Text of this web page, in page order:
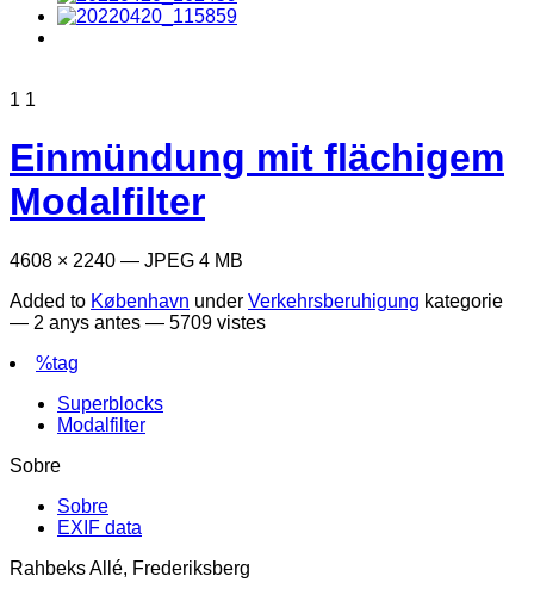
1 1
Einmündung mit flächigem
Modalfilter
4608 × 2240 — JPEG 4 MB
Added to København under Verkehrsberuhigung kategorie
— 2 anys antes — 5709 vistes
%tag
Superblocks
Modalfilter
Sobre
Sobre
EXIF data
Rahbeks Allé, Frederiksberg